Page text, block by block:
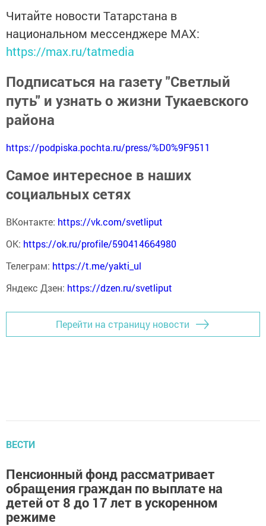
Читайте новости Татарстана в
национальном мессенджере MАХ:
https://max.ru/tatmedia
Подписаться на газету "Светлый
путь" и узнать о жизни Тукаевского
района
https://podpiska.pochta.ru/press/%D0%9F9511
Самое интересное в наших
социальных сетях
ВКонтакте: https://vk.com/svetliput
ОК: https://ok.ru/profile/590414664980
Телеграм: https://t.me/yakti_ul
Яндекс Дзен: https://dzen.ru/svetliput
Перейти на страницу новости
ВЕСТИ
Пенсионный фонд рассматривает
обращения граждан по выплате на
детей от 8 до 17 лет в ускоренном
режиме